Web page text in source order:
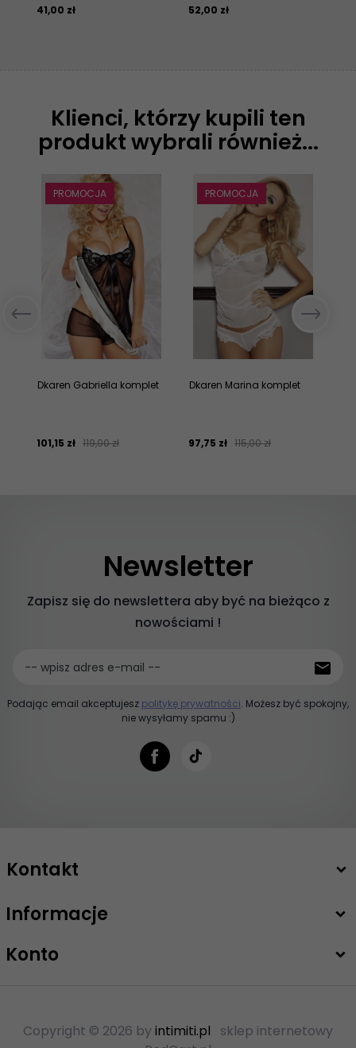
41,00 zł 52,00 zł
Klienci, którzy kupili ten
produkt wybrali również...
PROMOCJA
Dkaren Gabriella komplet
101,15 zł 119,00 zł
PROMOCJA
Dkaren Marina komplet
97,75 zł 115,00 zł
Newsletter
Zapisz się do newslettera aby być na bieżąco z
nowościami !
-- wpisz adres e-mail --
Podając email akceptujesz politykę prywatności. Możesz być spokojny,
nie wysyłamy spamu :)
Kontakt
+48 503 747 208
Informacje
Konto
Copyright © 2026 byintimiti.pl
sklep internetowy